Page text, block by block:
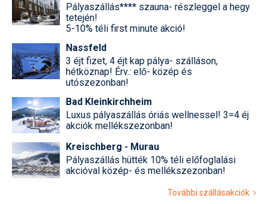
Pályaszállás**** szauna- részleggel a hegy
tetején!
5-10% téli first minute akció!
Nassfeld
3 éjt fizet, 4 éjt kap pálya- szálláson,
hétköznap! Érv.: elő- közép és
utószezonban!
Bad Kleinkirchheim
Luxus pályaszállás óriás wellnessel! 3=4 éj
akciók mellékszezonban!
Kreischberg - Murau
Pályaszállás hütték 10% téli előfoglalási
akcióval közép- és mellékszezonban!
További szállásakciók